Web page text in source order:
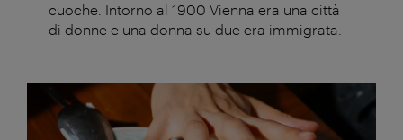
cuoche. Intorno al 1900 Vienna era una città
di donne e una donna su due era immigrata.